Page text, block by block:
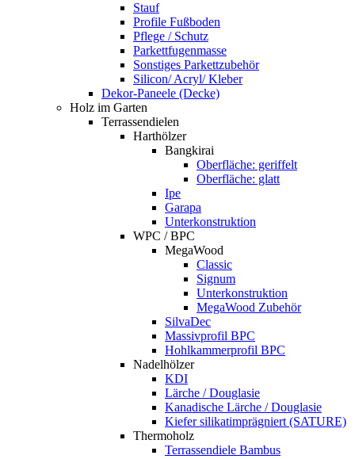
Stauf
Profile Fußboden
Pflege / Schutz
Parkettfugenmasse
Sonstiges Parkettzubehör
Silicon/ Acryl/ Kleber
Dekor-Paneele (Decke)
Holz im Garten
Terrassendielen
Harthölzer
Bangkirai
Oberfläche: geriffelt
Oberfläche: glatt
Ipe
Garapa
Unterkonstruktion
WPC / BPC
MegaWood
Classic
Signum
Unterkonstruktion
MegaWood Zubehör
SilvaDec
Massivprofil BPC
Hohlkammerprofil BPC
Nadelhölzer
KDI
Lärche / Douglasie
Kanadische Lärche / Douglasie
Kiefer silikatimprägniert (SATURE)
Thermoholz
Terrassendiele Bambus